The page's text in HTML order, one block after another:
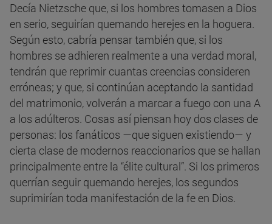
Decía Nietzsche que, si los hombres tomasen a Dios
en serio, seguirían quemando herejes en la hoguera.
Según esto, cabría pensar también que, si los
hombres se adhieren realmente a una verdad moral,
tendrán que reprimir cuantas creencias consideren
erróneas; y que, si continúan aceptando la santidad
del matrimonio, volverán a marcar a fuego con una A
a los adúlteros. Cosas así piensan hoy dos clases de
personas: los fanáticos —que siguen existiendo— y
cierta clase de modernos reaccionarios que se hallan
principalmente entre la “élite cultural”. Si los primeros
querrían seguir quemando herejes, los segundos
suprimirían toda manifestación de la fe en Dios.